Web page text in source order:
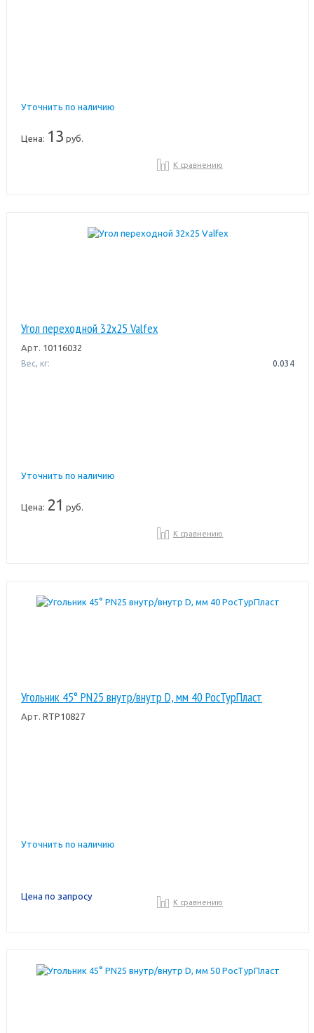
Уточнить по наличию
Цена: 13 руб.
К сравнению
Угол переходной 32х25 Valfex
Арт. 10116032
Вес, кг: 0.034
Уточнить по наличию
Цена: 21 руб.
К сравнению
Угольник 45° PN25 внутр/внутр D, мм 40 РосТурПласт
Арт. RTP10827
Уточнить по наличию
Цена по запросу
К сравнению